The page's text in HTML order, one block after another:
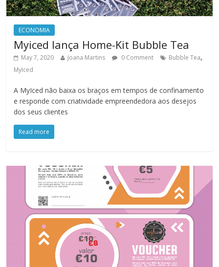
ECONOMIA
Myiced lança Home-Kit Bubble Tea
May 7, 2020 Joana Martins 0 Comment Bubble Tea,
MyIced
A MyIced não baixa os braços em tempos de confinamento
e responde com criatividade empreendedora aos desejos
dos seus clientes
Read more